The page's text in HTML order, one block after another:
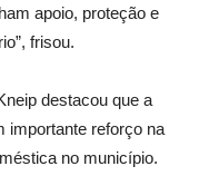
apoio, proteção e
frisou.
destacou que a
importante reforço na
no município.